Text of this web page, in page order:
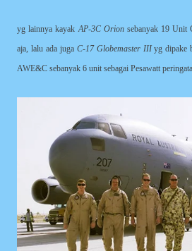
yg lainnya kayakAP-3C Orionsebanyak 19 Unit
aja, lalu ada juga C-17 Globemaster IIIyg dipake
AWE&C sebanyak 6 unit sebagai Pesawatt